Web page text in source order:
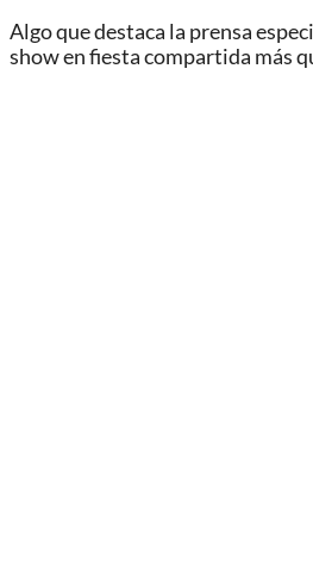
Algo que destaca la prensa
show en fiesta compartida más